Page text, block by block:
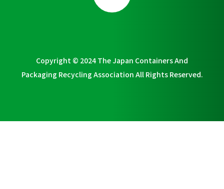
Copyright © 2024 The Japan Containers And
Packaging Recycling Association All Rights Reserved.